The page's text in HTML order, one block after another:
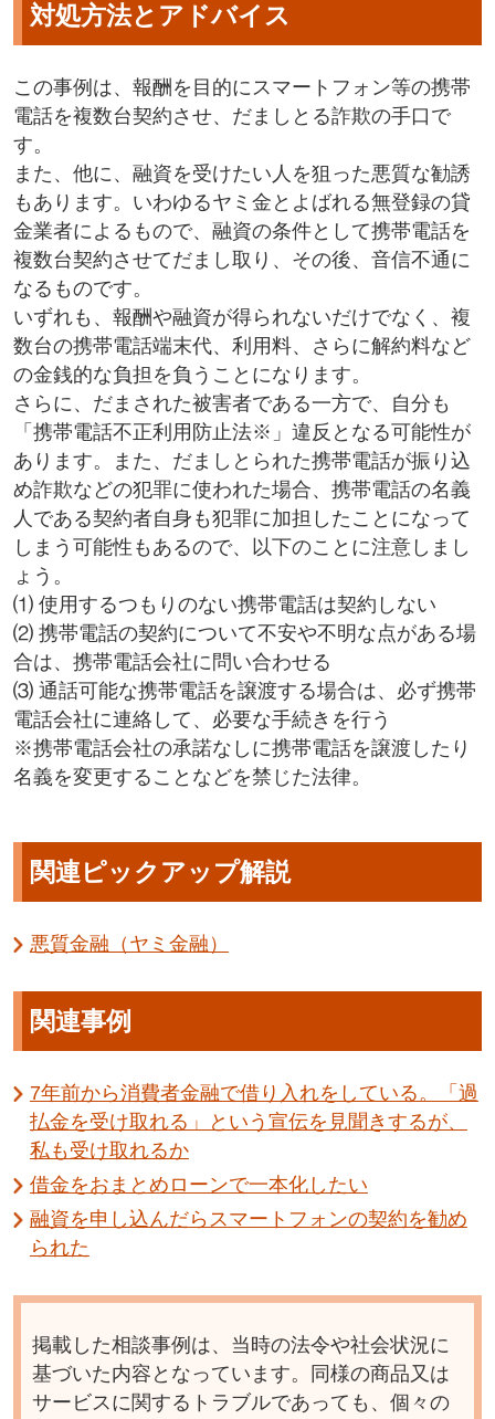
対処方法とアドバイス
この事例は、報酬を目的にスマートフォン等の携帯
電話を複数台契約させ、だましとる詐欺の手口で
す。
また、他に、融資を受けたい人を狙った悪質な勧誘
もあります。いわゆるヤミ金とよばれる無登録の貸
金業者によるもので、融資の条件として携帯電話を
複数台契約させてだまし取り、その後、音信不通に
なるものです。
いずれも、報酬や融資が得られないだけでなく、複
数台の携帯電話端末代、利用料、さらに解約料など
の金銭的な負担を負うことになります。
さらに、だまされた被害者である一方で、自分も
「携帯電話不正利用防止法※」違反となる可能性が
あります。また、だましとられた携帯電話が振り込
め詐欺などの犯罪に使われた場合、携帯電話の名義
人である契約者自身も犯罪に加担したことになって
しまう可能性もあるので、以下のことに注意しまし
ょう。
⑴ 使用するつもりのない携帯電話は契約しない
⑵ 携帯電話の契約について不安や不明な点がある場
合は、携帯電話会社に問い合わせる
⑶ 通話可能な携帯電話を譲渡する場合は、必ず携帯
電話会社に連絡して、必要な手続きを行う
※携帯電話会社の承諾なしに携帯電話を譲渡したり
名義を変更することなどを禁じた法律。
関連ピックアップ解説
悪質金融（ヤミ金融）
関連事例
7年前から消費者金融で借り入れをしている。「過
払金を受け取れる」という宣伝を見聞きするが、
私も受け取れるか
借金をおまとめローンで一本化したい
融資を申し込んだらスマートフォンの契約を勧め
られた
掲載した相談事例は、当時の法令や社会状況に
基づいた内容となっています。同様の商品又は
サービスに関するトラブルであっても、個々の